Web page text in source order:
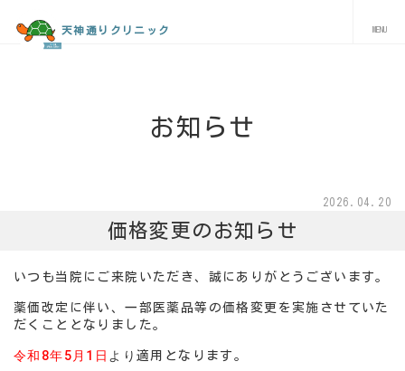
天神通りクリニック
お知らせ
2026.04.20
価格変更のお知らせ
いつも当院にご来院いただき、誠にありがとうございます。
薬価改定に伴い、一部医薬品等の価格変更を実施させていた
だくこととなりました。
令和8年5月1日 より適用となります。